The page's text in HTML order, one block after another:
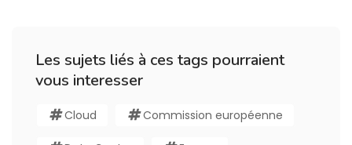
Les sujets liés à ces tags pourraient
vous interesser
Cloud Commission européenne